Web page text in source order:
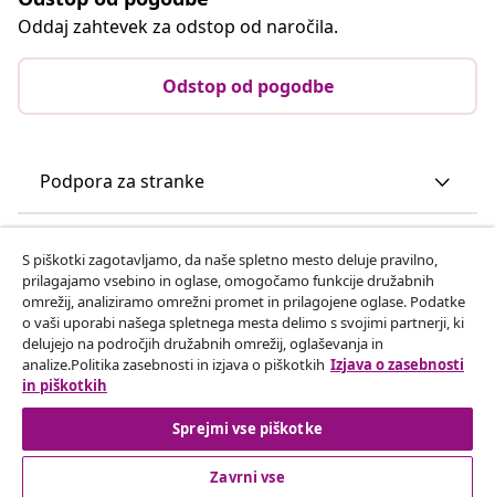
Oddaj zahtevek za odstop od naročila.
Odstop od pogodbe
Podpora za stranke
vidaXL
Odkrijte več
S piškotki zagotavljamo, da naše spletno mesto deluje pravilno,
prilagajamo vsebino in oglase, omogočamo funkcije družabnih
omrežij, analiziramo omrežni promet in prilagojene oglase. Podatke
o vaši uporabi našega spletnega mesta delimo s svojimi partnerji, ki
delujejo na področjih družabnih omrežij, oglaševanja in
analize.Politika zasebnosti in izjava o piškotkih Izjava o zasebnosti
in piškotkih
Sprejmi vse piškotke
Zavrni vse